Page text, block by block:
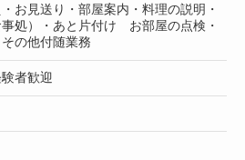
お見送り・部屋案内・料理の説明・
処）・あと片付け お部屋の点検・
の他付随業務
者歓迎